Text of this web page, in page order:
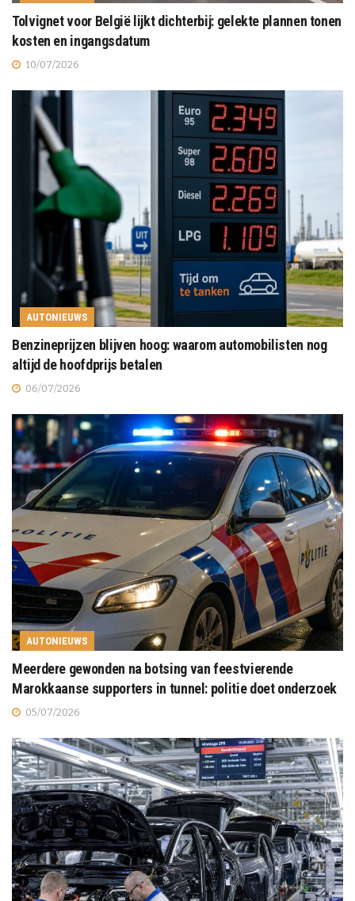
Tolvignet voor België lijkt dichterbij: gelekte plannen tonen
kosten en ingangsdatum
10/07/2026
AUTONIEUWS
Benzineprijzen blijven hoog: waarom automobilisten nog
altijd de hoofdprijs betalen
06/07/2026
AUTONIEUWS
Meerdere gewonden na botsing van feestvierende
Marokkaanse supporters in tunnel: politie doet onderzoek
05/07/2026